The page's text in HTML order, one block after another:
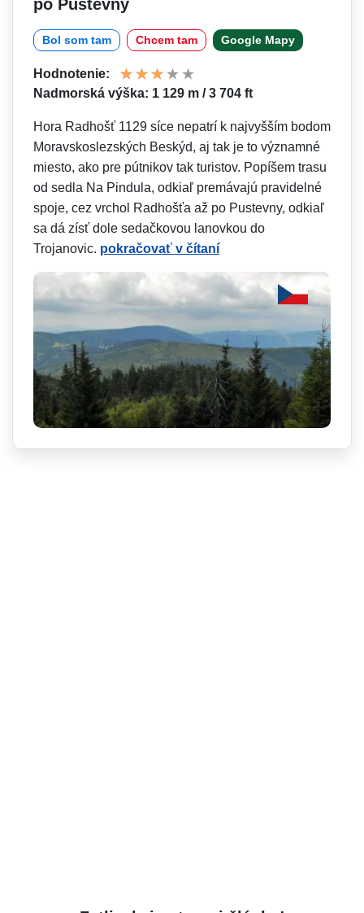
po Pustevny
Bol som tam Chcem tam Google Mapy
Hodnotenie:
Nadmorská výška: 1 129 m / 3 704 ft
Hora Radhošť 1129 síce nepatrí k najvyšším bodom
Moravskoslezských Beskýd, aj tak je to významné
miesto, ako pre pútnikov tak turistov. Popíšem trasu
od sedla Na Pindula, odkiaľ premávajú pravidelné
spoje, cez vrchol Radhošťa až po Pustevny, odkiaľ
sa dá zísť dole sedačkovou lanovkou do
Trojanovic. pokračovať v čítaní